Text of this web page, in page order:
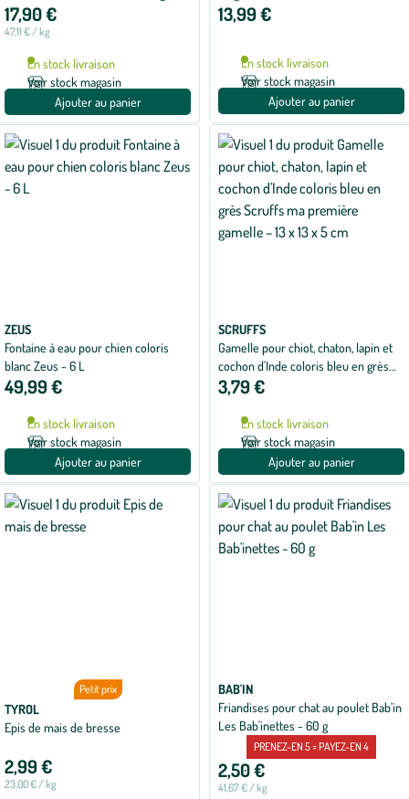
17,90 €
47,11 € / kg
En stock livraison
Voir stock magasin
Ajouter au panier
cm
13,99 €
En stock livraison
Voir stock magasin
Ajouter au panier
ZEUS
Fontaine à eau pour chien coloris
blanc Zeus - 6 L
49,99 €
En stock livraison
Voir stock magasin
Ajouter au panier
SCRUFFS
Gamelle pour chiot, chaton, lapin et
cochon d'Inde coloris bleu en grès
Scruffs ma première gamelle – 13 x 13
3,79 €
En stock livraison
Voir stock magasin
Ajouter au panier
Petit prix
TYROL
Epis de mais de bresse
2,99 €
23,00 € / kg
BAB'IN
Friandises pour chat au poulet Bab'in
Les Bab'inettes - 60 g
PRENEZ-EN 5 = PAYEZ-EN 4
2,50 €
41,67 € / kg